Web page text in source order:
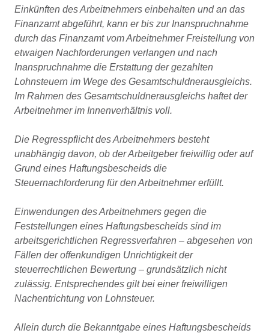
Einkünften des Arbeitnehmers einbehalten und an das
Finanzamt abgeführt, kann er bis zur Inanspruchnahme
durch das Finanzamt vom Arbeitnehmer Freistellung von
etwaigen Nachforderungen verlangen und nach
Inanspruchnahme die Erstattung der gezahlten
Lohnsteuern im Wege des Gesamtschuldnerausgleichs.
Im Rahmen des Gesamtschuldnerausgleichs haftet der
Arbeitnehmer im Innenverhältnis voll.
Die Regresspflicht des Arbeitnehmers besteht
unabhängig davon, ob der Arbeitgeber freiwillig oder auf
Grund eines Haftungsbescheids die
Steuernachforderung für den Arbeitnehmer erfüllt.
Einwendungen des Arbeitnehmers gegen die
Feststellungen eines Haftungsbescheids sind im
arbeitsgerichtlichen Regressverfahren – abgesehen von
Fällen der offenkundigen Unrichtigkeit der
steuerrechtlichen Bewertung – grundsätzlich nicht
zulässig. Entsprechendes gilt bei einer freiwilligen
Nachentrichtung von Lohnsteuer.
Allein durch die Bekanntgabe eines Haftungsbescheids